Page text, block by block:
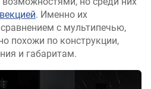
. Именно их
с мультипечью,
похожи по конструкции,
и габаритам.